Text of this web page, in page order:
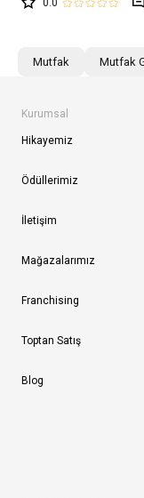
0.0
Mutfak Mutfak
Kurumsal
Hikayemiz
Ödüllerimiz
İletişim
Mağazalarımız
Franchising
Toptan Satış
Blog